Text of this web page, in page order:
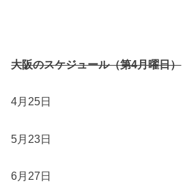
大阪のスケジュール（第4月曜日）
4月25日
5月23日
6月27日